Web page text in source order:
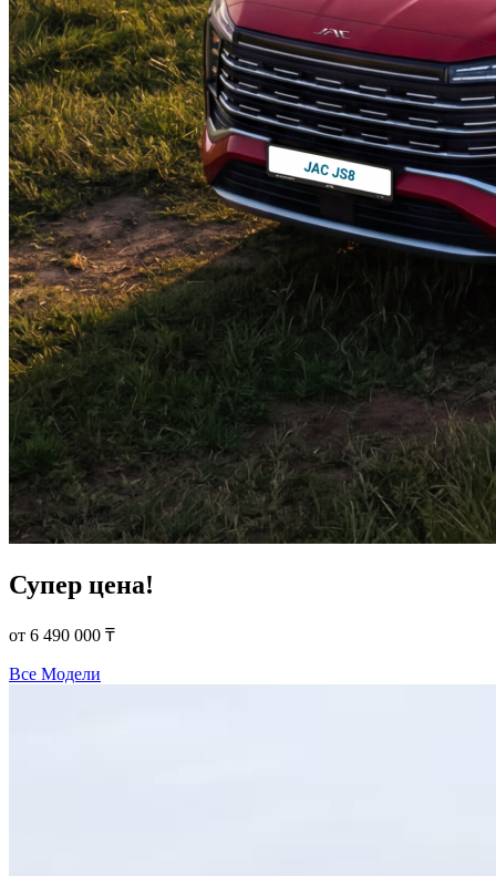
Супер цена!
от 6 490 000 ₸
Все Модели